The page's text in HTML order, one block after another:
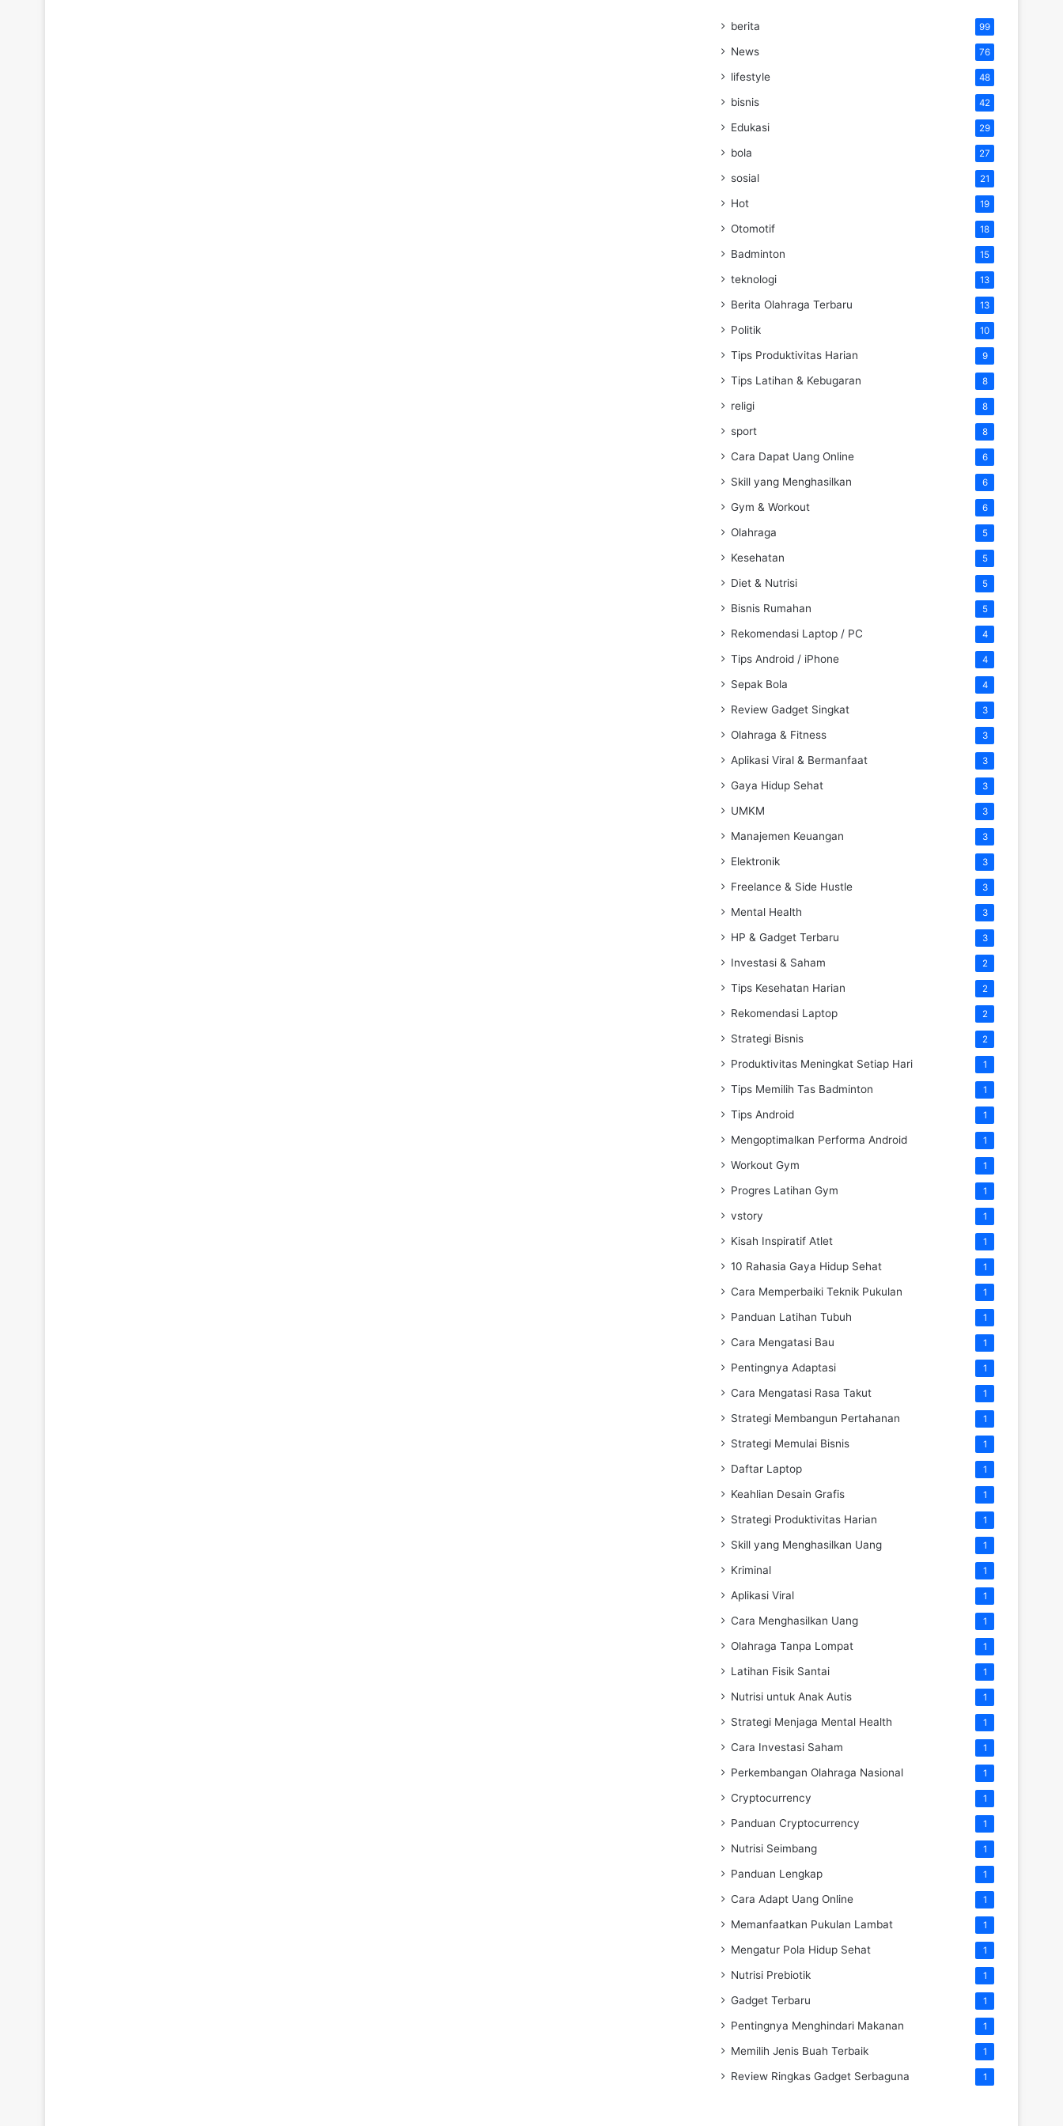
berita 99
News 76
lifestyle 48
bisnis 42
Edukasi 29
bola 27
sosial 21
Hot 19
Otomotif 18
Badminton 15
teknologi 13
Berita Olahraga Terbaru 13
Politik 10
Tips Produktivitas Harian 9
Tips Latihan & Kebugaran 8
religi 8
sport 8
Cara Dapat Uang Online 6
Skill yang Menghasilkan 6
Gym & Workout 6
Olahraga 5
Kesehatan 5
Diet & Nutrisi 5
Bisnis Rumahan 5
Rekomendasi Laptop / PC 4
Tips Android / iPhone 4
Sepak Bola 4
Review Gadget Singkat 3
Olahraga & Fitness 3
Aplikasi Viral & Bermanfaat 3
Gaya Hidup Sehat 3
UMKM 3
Manajemen Keuangan 3
Elektronik 3
Freelance & Side Hustle 3
Mental Health 3
HP & Gadget Terbaru 3
Investasi & Saham 2
Tips Kesehatan Harian 2
Rekomendasi Laptop 2
Strategi Bisnis 2
Produktivitas Meningkat Setiap Hari 1
Tips Memilih Tas Badminton 1
Tips Android 1
Mengoptimalkan Performa Android 1
Workout Gym 1
Progres Latihan Gym 1
vstory 1
Kisah Inspiratif Atlet 1
10 Rahasia Gaya Hidup Sehat 1
Cara Memperbaiki Teknik Pukulan 1
Panduan Latihan Tubuh 1
Cara Mengatasi Bau 1
Pentingnya Adaptasi 1
Cara Mengatasi Rasa Takut 1
Strategi Membangun Pertahanan 1
Strategi Memulai Bisnis 1
Daftar Laptop 1
Keahlian Desain Grafis 1
Strategi Produktivitas Harian 1
Skill yang Menghasilkan Uang 1
Kriminal 1
Aplikasi Viral 1
Cara Menghasilkan Uang 1
Olahraga Tanpa Lompat 1
Latihan Fisik Santai 1
Nutrisi untuk Anak Autis 1
Strategi Menjaga Mental Health 1
Cara Investasi Saham 1
Perkembangan Olahraga Nasional 1
Cryptocurrency 1
Panduan Cryptocurrency 1
Nutrisi Seimbang 1
Panduan Lengkap 1
Cara Adapt Uang Online 1
Memanfaatkan Pukulan Lambat 1
Mengatur Pola Hidup Sehat 1
Nutrisi Prebiotik 1
Gadget Terbaru 1
Pentingnya Menghindari Makanan 1
Memilih Jenis Buah Terbaik 1
Review Ringkas Gadget Serbaguna 1